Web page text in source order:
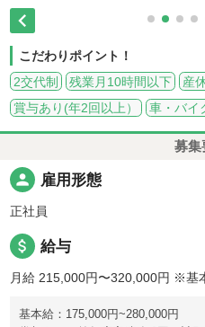

こだわりポイント！
2交代制
残業月10時間以下
産
賞与あり(年2回以上）
車・バイ
募集
person 雇用形態
正社員
attach_money 給与
月給 215,000円〜320,000円 ※基
基本給：175,000円~280,000円